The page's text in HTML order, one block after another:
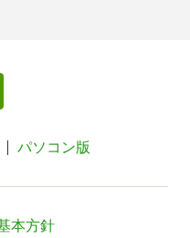
パソコン版
本方針